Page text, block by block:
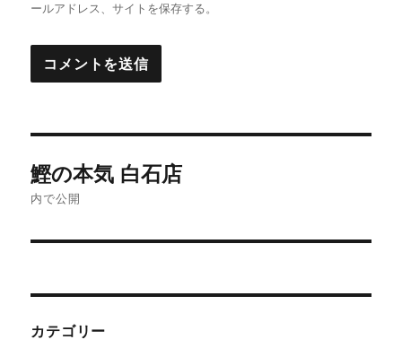
ールアドレス、サイトを保存する。
稿
ゲ
ー
鰹の本気 白石店
内で公開
カテゴリー